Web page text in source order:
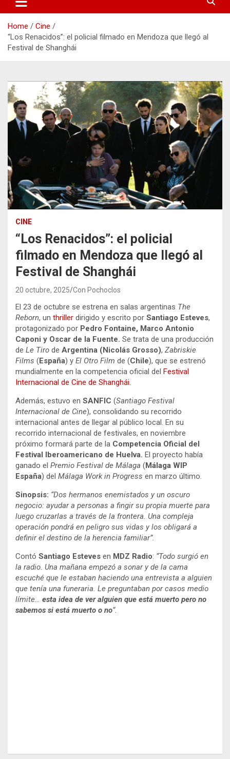
Home
Cine
“Los Renacidos”: el policial filmado en Mendoza que llegó al
Festival de Shanghái
CINE
“Los Renacidos”: el policial
filmado en Mendoza que llegó al
Festival de Shanghái
20 octubre, 2025 Con Pochoclos
El 23 de octubre se estrena en salas argentinas The
Reborn, un thriller dirigido y escrito por Santiago Esteves,
protagonizado por Pedro Fontaine, Marco Antonio
Caponi y Oscar de la Fuente. Se trata de una producción
de Le Tiro de Argentina (Nicolás Grosso), Zabriskie
Films (España) y El Otro Film de (Chile), que se estrenó
mundialmente en la competencia oficial del Festival
Internacional de Cine de Shanghái.
Además, estuvo en SANFIC (Santiago Festival
Internacional de Cine), consolidando su recorrido
internacional antes de llegar al público local. En su
recorrido internacional de festivales, en noviembre
próximo formará parte de la Competencia Oficial del
Festival Iberoamericano de Huelva. El proyecto había
ganado el Premio Festival de Málaga (Málaga WIP
España) del Málaga Work in Progress en marzo último.
Sinopsis: “Dos hermanos enemistados y un oscuro
negocio: ayudar a personas a fingir su propia muerte para
luego cruzarlas a través de la frontera. Una compleja
operación pondrá en peligro sus vidas y los obligará a
definir el destino de la herencia familiar”.
Contó Santiago Esteves en MDZ Radio: “Todo surgió en
la radio. Una mañana empezó a sonar y de la cama
escuché que le estaban haciendo una entrevista a alguien
que tenía una funeraria. Le preguntaban por casos medio
límite… esta idea de ver alguien que está muerto pero no
sabemos si está muerto o no“.